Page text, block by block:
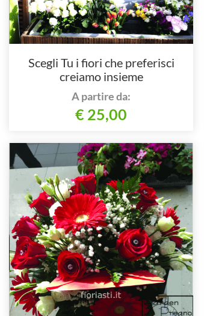
Scegli Tu i fiori che preferisci
creiamo insieme
A partire da:
€ 25,00